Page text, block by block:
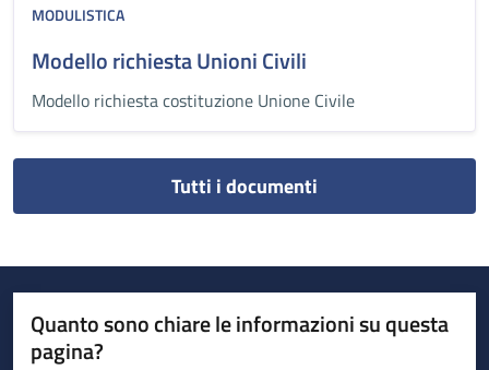
MODULISTICA
Modello richiesta Unioni Civili
Modello richiesta costituzione Unione Civile
Tutti i documenti
Quanto sono chiare le informazioni su questa
pagina?